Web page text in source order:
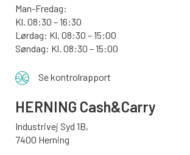
Man-Fredag:
Kl. 08:30 – 16:30
Lørdag: Kl. 08:30 – 15:00
Søndag: Kl. 08:30 – 15:00
Se kontrolrapport
HERNING Cash&Carry
Industrivej Syd 1B,
7400 Herning